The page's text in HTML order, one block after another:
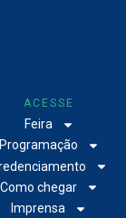
ACESSE
Feira
Programação
Como chegar
Imprensa